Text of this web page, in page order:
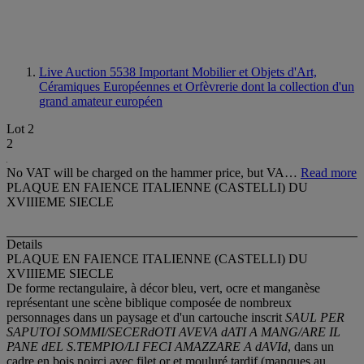
Live Auction 5538 Important Mobilier et Objets d'Art,
Céramiques Européennes et Orfèvrerie dont la collection d'un
grand amateur européen
Lot 2
2
No VAT will be charged on the hammer price, but VA… Read more
PLAQUE EN FAIENCE ITALIENNE (CASTELLI) DU
XVIIIEME SIECLE
Details
PLAQUE EN FAIENCE ITALIENNE (CASTELLI) DU
XVIIIEME SIECLE
De forme rectangulaire, à décor bleu, vert, ocre et manganèse
représentant une scène biblique composée de nombreux
personnages dans un paysage et d'un cartouche inscritSAUL PER
SAPUTOI SOMMI/SECERdOTI AVEVA dATI A MANG/ARE IL
PANE dEL S.TEMPIO/LI FECI AMAZZARE A dAVId, dans un